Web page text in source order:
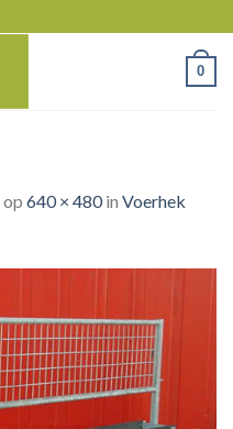
0
op 640 × 480in Voerhek